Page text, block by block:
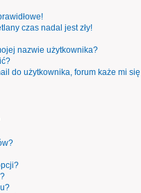
czas nadal jest zły!
nazwie użytkownika?
do użytkownika, forum każe mi się